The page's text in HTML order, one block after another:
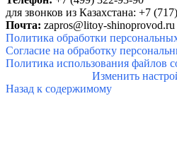
для звонков из Казахстана: +7
Почта: zapros@litoy-shinoprovod.ru
Политика обработки
Согласие на обработку
Политика использования файлов
Изменить
Назад к содержимому